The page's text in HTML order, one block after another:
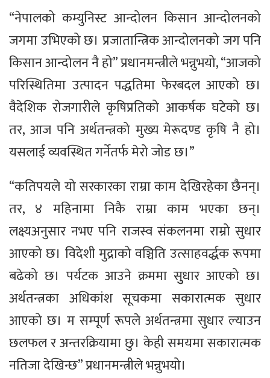
“नेपालको कम्युनिस्ट आन्दोलन किसान आन्दोलनको
जगमा उभिएको छ। प्रजातान्त्रिक आन्दोलनको जग पनि
किसान आन्दोलन नै हो” प्रधानमन्त्रीले भन्नुभयो, “आजको
परिस्थितिमा उत्पादन पद्धतिमा फेरबदल आएको छ।
वैदेशिक रोजगारीले कृषिप्रतिको आकर्षक घटेको छ।
तर, आज पनि अर्थतन्त्रको मुख्य मेरूदण्ड कृषि नै हो।
यसलाई व्यवस्थित गर्नेतर्फ मेरो जोड छ।”
“कतिपयले यो सरकारका राम्रा काम देखिरहेका छैनन्।
तर, ४ महिनामा निकै राम्रा काम भएका छन्।
लक्ष्यअनुसार नभए पनि राजस्व संकलनमा राम्रो सुधार
आएको छ। विदेशी मुद्राको वञ्चिति उत्साहवर्द्धक रूपमा
बढेको छ। पर्यटक आउने क्रममा सुुधार आएको छ।
अर्थतन्त्रका अधिकांश सूचकमा सकारात्मक सुधार
आएको छ। म सम्पूर्ण रूपले अर्थतन्त्रमा सुधार ल्याउन
छलफल र अन्तरक्रियामा छु। केही समयमा सकारात्मक
नतिजा देखिन्छ” प्रधानमन्त्रीले भन्नुभयो।